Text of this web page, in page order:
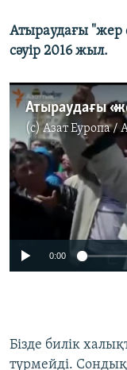
Атыраудағы "жер
сәуір 2016 жыл.
(c)Азат Еуропа /
No
0:00
Бізде билік
түрмейді.